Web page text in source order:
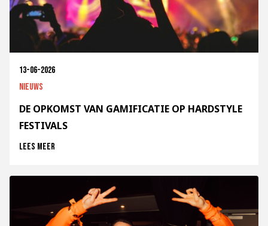
13-06-2026
Nieuws
DE OPKOMST VAN GAMIFICATIE OP HARDSTYLE
FESTIVALS
Lees meer